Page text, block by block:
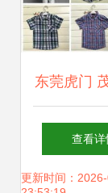
东莞虎门
服装尾货
江湖
查看详
更新时间：